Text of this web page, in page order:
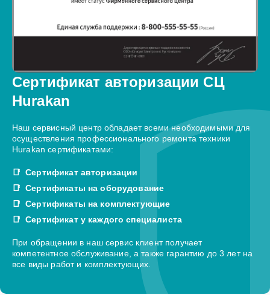
Сертификат авторизации СЦ
Hurakan
Наш сервисный центр обладает всеми необходимыми для
осуществления профессионального ремонта техники
Hurakan сертификатами:
Сертификат авторизации
Сертификаты на оборудование
Сертификаты на комплектующие
Сертификат у каждого специалиста
При обращении в наш сервис клиент получает
компетентное обслуживание, а также гарантию до 3 лет на
все виды работ и комплектующих.